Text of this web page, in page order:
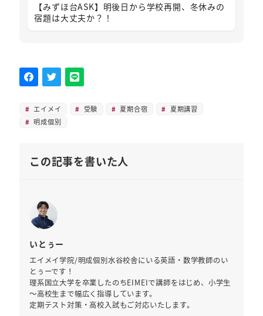
【みずほ台ASK】明後日から学校再開、冬休みの
宿題は大丈夫か？！
エイメイ 受験 夏期合宿
夏期講習
明成個別
この記事を書いた人
いとぅー
エイメイ学院/明成個別水谷校舎にいる英語・数学教師のい
とぅーです！
理系国立大学を卒業したのちEIMEIで講師をはじめ、小学生
～高校生まで幅広く指導しています。
定期テスト対策・高校入試もご対応いたします。